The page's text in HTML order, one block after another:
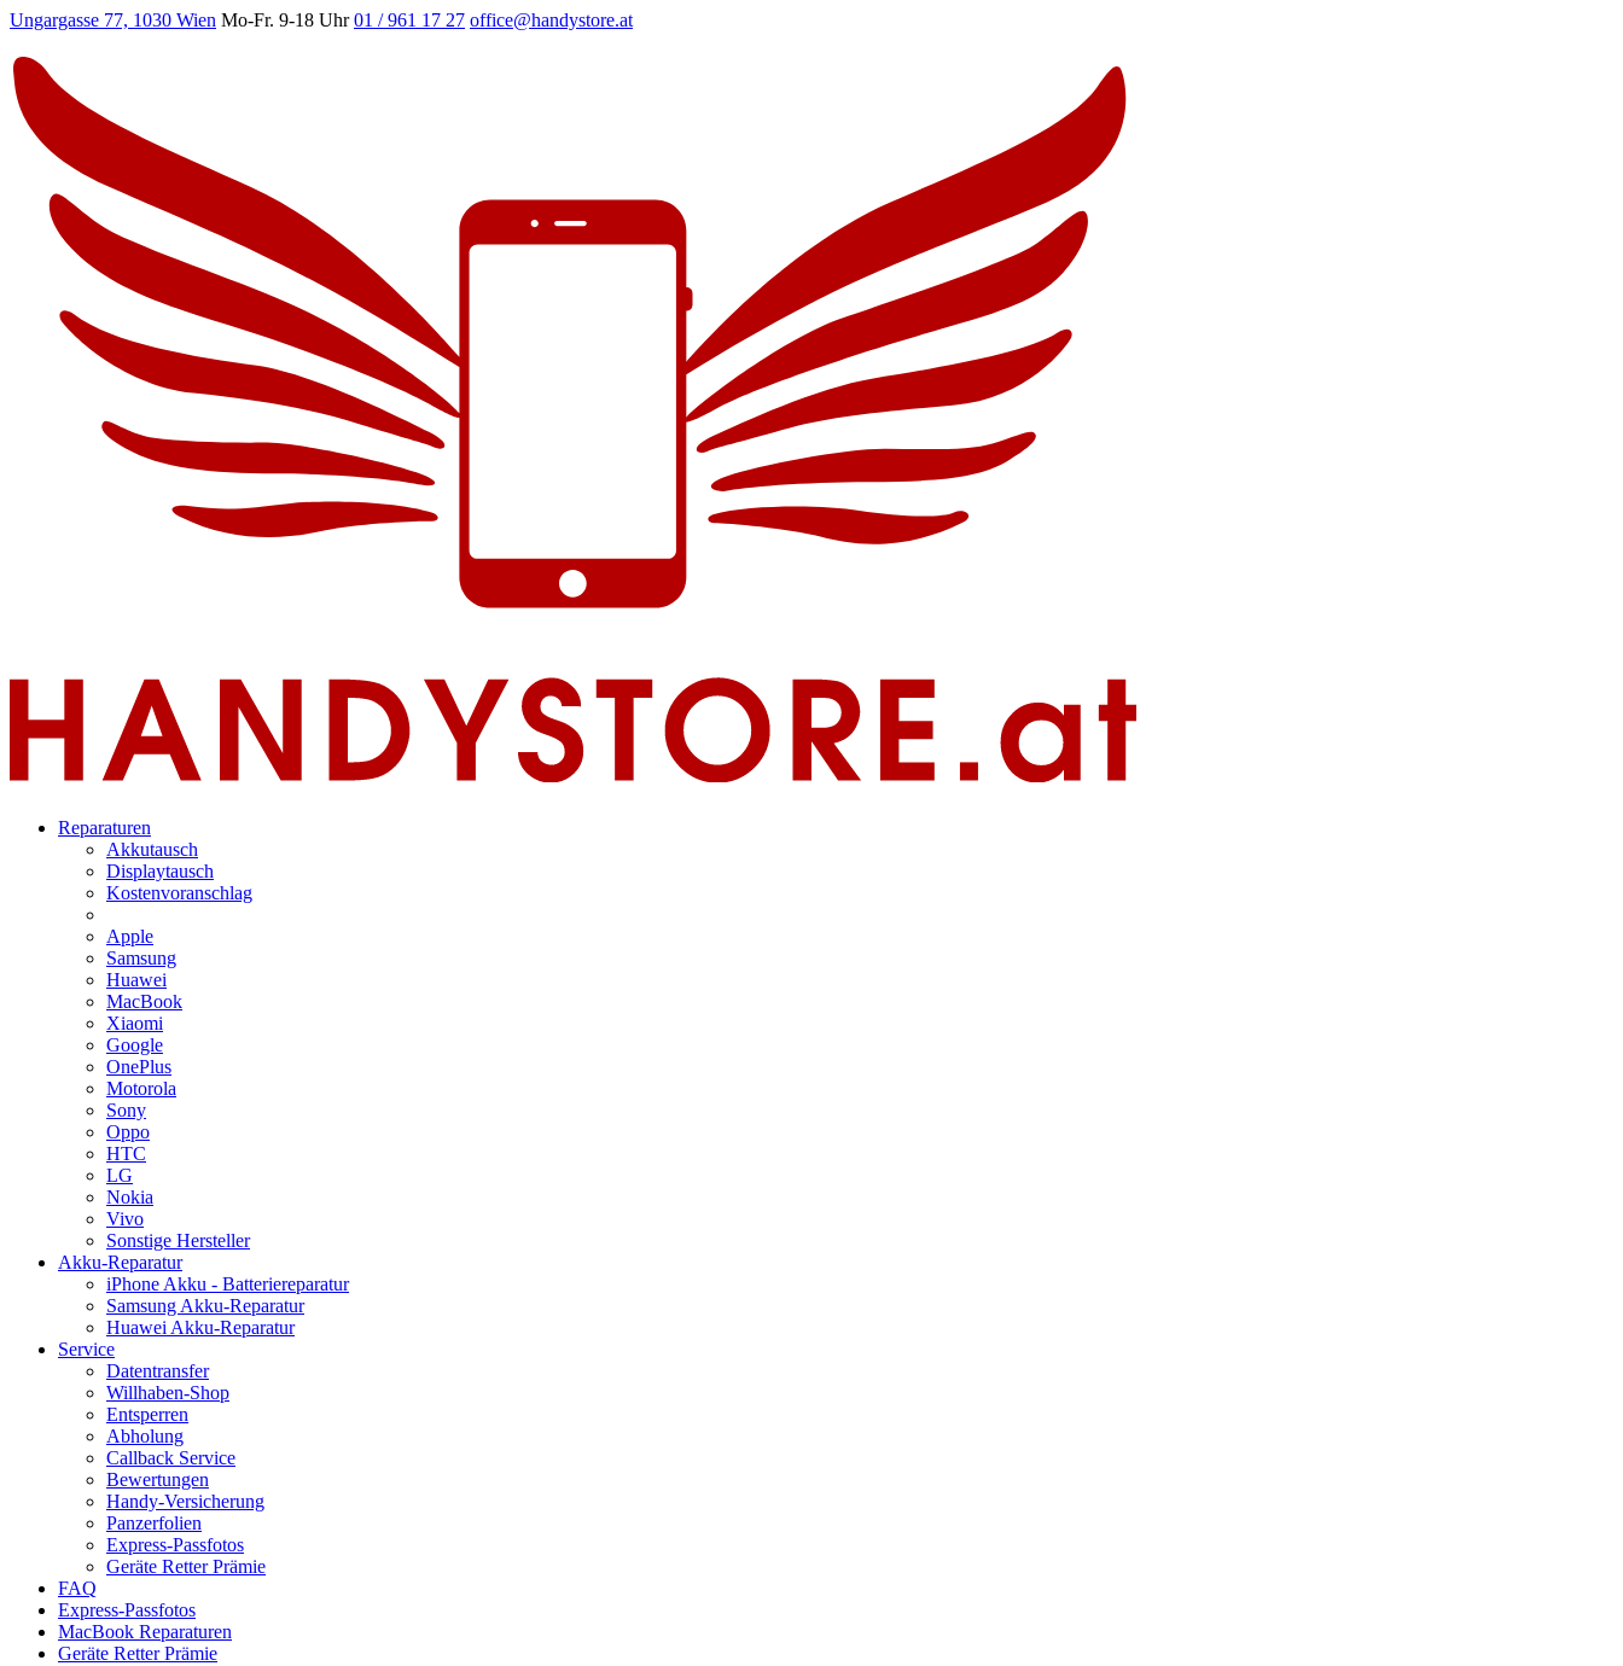
Ungargasse 77, 1030 Wien Mo-Fr. 9-18 Uhr 01 / 961 17 27 office@handystore.at
Reparaturen
Akkutausch
Displaytausch
Kostenvoranschlag
Apple
Samsung
Huawei
MacBook
Xiaomi
Google
OnePlus
Motorola
Sony
Oppo
HTC
LG
Nokia
Vivo
Sonstige Hersteller
Akku-Reparatur
iPhone Akku - Batteriereparatur
Samsung Akku-Reparatur
Huawei Akku-Reparatur
Service
Datentransfer
Willhaben-Shop
Entsperren
Abholung
Callback Service
Bewertungen
Handy-Versicherung
Panzerfolien
Express-Passfotos
Geräte Retter Prämie
FAQ
Express-Passfotos
MacBook Reparaturen
Geräte Retter Prämie